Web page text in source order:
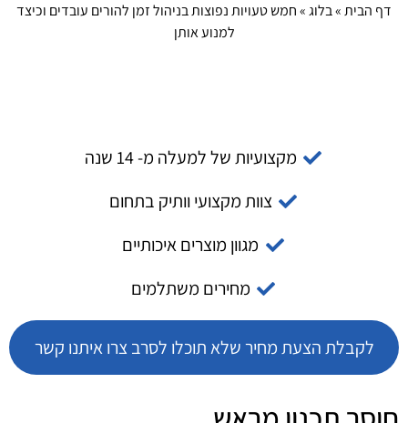
דף הבית»בלוג»חמש טעויות נפוצות בניהול זמן להורים עובדים וכיצד
למנוע אותן
מקצועיות של למעלה מ- 14 שנה
צוות מקצועי וותיק בתחום
מגוון מוצרים איכותיים
מחירים משתלמים
לקבלת הצעת מחיר שלא תוכלו לסרב צרו איתנו קשר